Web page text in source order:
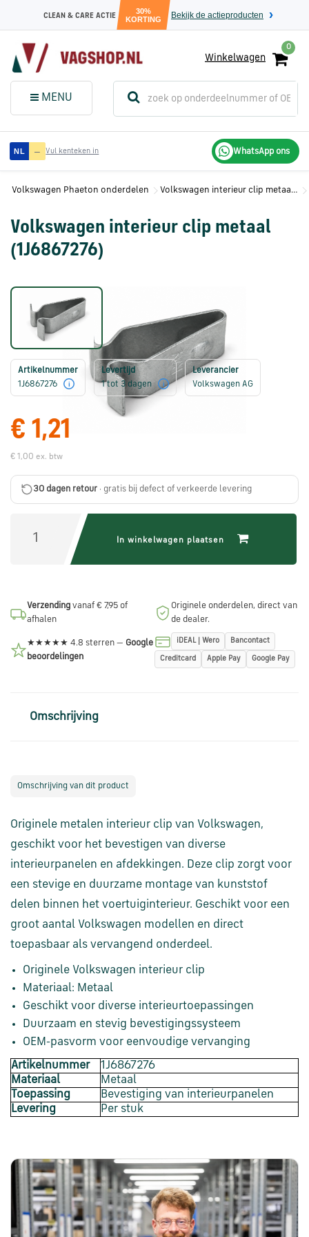
CLEAN & CARE ACTIE
30%
KORTING
Bekijk de actieproducten
0
Winkelwagen
MENU
Menu (Sluit dit
menuvenster)
Audi
onderdelen
onderdelen
Škoda
onderdelen
CUPRA
onderdelen
Zomeraanbiedingen
Kunnen
helpen?
je
vraag
WhatsApp
een
e-
Handige
Bestellen
betalen
en
verzending
Retourinformatie
NL — Vul kenteken in WhatsApp ons
Volkswagen Phaeton onderdelen Volkswagen interieur clip metaal (1J6867276)
Volkswagen interieur clip metaal
(1J6867276)
Artikelnummer
1J6867276
i
Levertijd
1 tot 3 dagen
i
Leverancier
Volkswagen AG
€ 1,21
€ 1,00 ex. btw
30 dagen retour · gratis bij defect of verkeerde levering
In winkelwagen plaatsen
Verzending vanaf € 7,95 of
afhalen
Originele onderdelen, direct van
de dealer.
★★★★★ 4.8 sterren — Google
beoordelingen
iDEAL | Wero Bancontact
Creditcard Apple Pay Google Pay
Omschrijving
Omschrijving van dit product
Originele metalen interieur clip van Volkswagen,
geschikt voor het bevestigen van diverse
interieurpanelen en afdekkingen. Deze clip zorgt voor
een stevige en duurzame montage van kunststof
delen binnen het voertuiginterieur. Geschikt voor een
groot aantal Volkswagen modellen en direct
toepasbaar als vervangend onderdeel.
Originele Volkswagen interieur clip
Materiaal: Metaal
Geschikt voor diverse interieurtoepassingen
Duurzaam en stevig bevestigingssysteem
OEM-pasvorm voor eenvoudige vervanging
Artikelnummer
1J6867276
Materiaal
Metaal
Toepassing
Bevestiging van interieurpanelen
Levering
Per stuk